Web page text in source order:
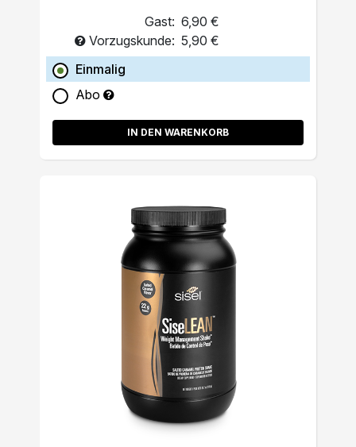
Gast: 6,90 €
Vorzugskunde: 5,90 €
Einmalig
Abo
IN DEN WARENKORB